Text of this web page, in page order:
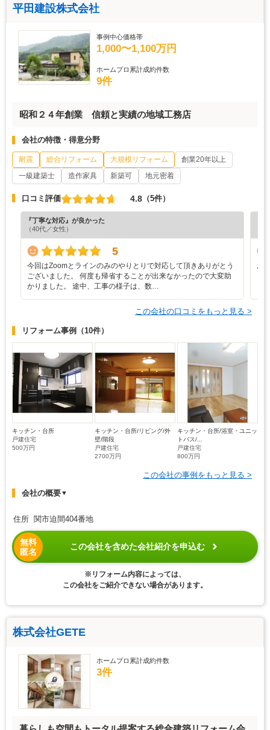
平田建設株式会社
事例中心価格帯
1,000〜1,100万円
ホームプロ累計成約件数
9件
昭和２４年創業 信頼と実績の地域工務店
会社の特徴・得意分野
耐震 総合リフォーム 大規模リフォーム
創業20年以上
一級建築士
造作家具 新築可 地元密着
口コミ評価 4.8 （5件）
『丁寧な対応』が良かった
（40代／女性）
5
今回はZoomとラインのみのやりとりで対応して頂きありがとう
ございました。 何度も帰省することが出来なかったので大変助
かりました。 途中、工事の様子は、数…
お
この会社の口コミをもっと見る >
リフォーム事例 （10件）
キッチン・台所
戸建住宅
500万円
キッチン・台所/リビング/外
壁/階段
戸建住宅
2700万円
キッチン・台所/浴室・ユニッ
トバス/...
戸建住宅
800万円
この会社の事例をもっと見る >
会社の概要▼
住所 関市迫間404番地
無料
匿名
この会社を含めた会社紹介を申込む
※リフォーム内容によっては、
この会社をご紹介できない場合があります。
株式会社GETE
ホームプロ累計成約件数
3件